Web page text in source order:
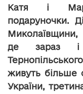
Катя і
подаруночки.
Миколаївщини,
де зараз і
живуть більше
України,